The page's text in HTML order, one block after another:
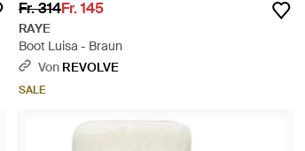
Fr. 314Fr. 145
RAYE
Boot Luisa - Braun
Von REVOLVE
SALE